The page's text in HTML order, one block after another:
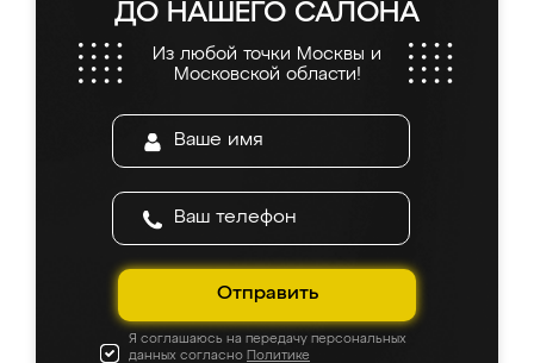
ДО НАШЕГО САЛОНА
Из любой точки Москвы и
Московской области!
Отправить
Я соглашаюсь на передачу персональных
данных согласно Политике